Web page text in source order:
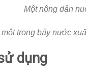
Một nông dân
trong bảy nước
dụng